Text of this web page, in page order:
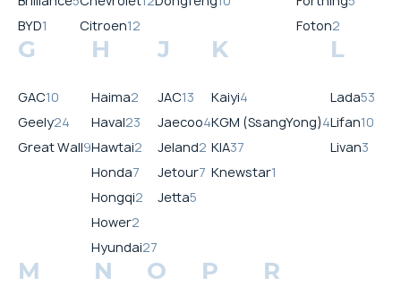
BYD1
Citroen12
Foton2
G
GAC10
Geely24
Great Wall9
H
Haima2
Haval23
Hawtai2
Honda7
Hongqi2
Hower2
Hyundai27
J
JAC13
Jaecoo4
Jeland2
Jetour7
Jetta5
K
Kaiyi4
KGM (SsangYong)4
KIA37
Knewstar1
L
Lada53
Lifan10
Livan3
M N O P R